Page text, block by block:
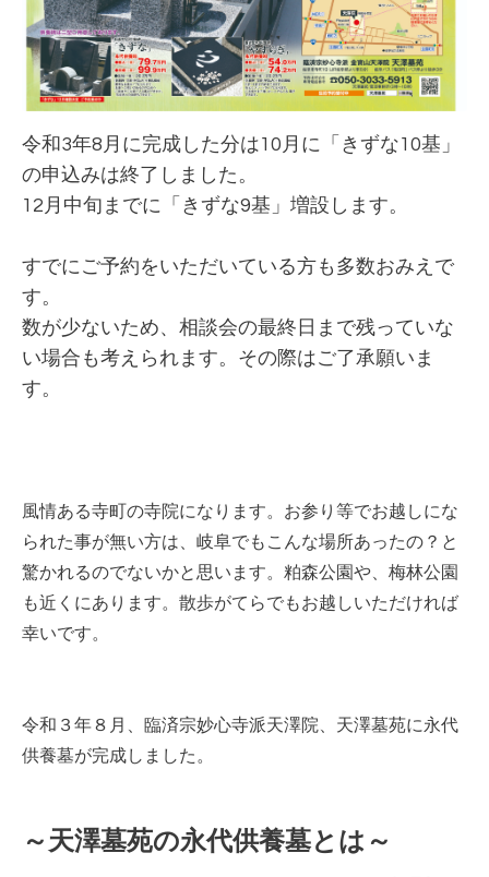
令和3年8月に完成した分は10月に「きずな10基」
の申込みは終了しました。
12月中旬までに「きずな9基」増設します。
すでにご予約をいただいている方も多数おみえで
す。
数が少ないため、相談会の最終日まで残っていな
い場合も考えられます。その際はご了承願いま
す。
風情ある寺町の寺院になります。お参り等でお越しにな
られた事が無い方は、岐阜でもこんな場所あったの？と
驚かれるのでないかと思います。粕森公園や、梅林公園
も近くにあります。散歩がてらでもお越しいただければ
幸いです。
令和３年８月、臨済宗妙心寺派天澤院、天澤墓苑に永代
供養墓が完成しました。
～天澤墓苑の永代供養墓とは～